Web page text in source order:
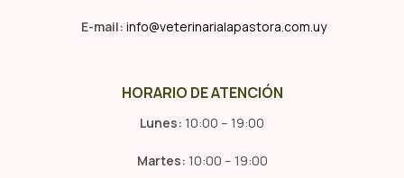
E-mail: info@veterinarialapastora.com.uy
HORARIO DE ATENCIÓN
Lunes: 10:00 – 19:00
Martes: 10:00 – 19:00